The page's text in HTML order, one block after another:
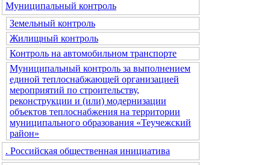
Муниципальный контроль
Земельный контроль
Жилищный контроль
Контроль на автомобильном транспорте
Муниципальный контроль за выполнением
единой теплоснабжающей организацией
мероприятий по строительству,
реконструкции и (или) модернизации
объектов теплоснабжения на территории
муниципального образования «Теучежский
район»
. Российская общественная инициатива